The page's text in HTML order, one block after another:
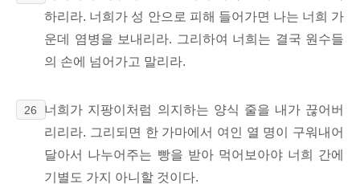
하리라. 너희가 성 안으로 피해 들어가면 나는 너희 가
운데 염병을 보내리라. 그리하여 너희는 결국 원수들
의 손에 넘어가고 말리라.
26
너희가 지팡이처럼 의지하는 양식 줄을 내가 끊어버
리리라. 그리되면 한 가마에서 여인 열 명이 구워내어
달아서 나누어주는 빵을 받아 먹어보아야 너희 간에
기별도 가지 아니할 것이다.